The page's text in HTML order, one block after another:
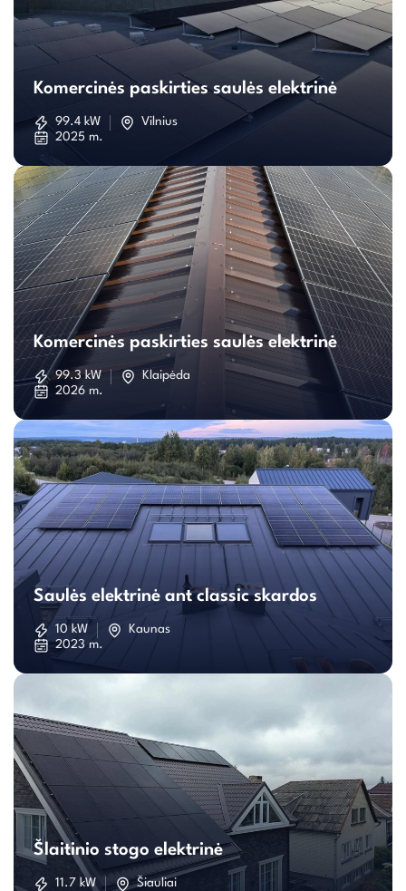
Komercinės
paskirties
saulės
elektrinė
Komercinės paskirties saulės elektrinė
99.4 kW
Vilnius
2025 m.
Komercinės
paskirties
saulės
Komercinės paskirties saulės elektrinė
99.3 kW
Klaipėda
2026 m.
Saulės
elektrinė
Saulės elektrinė ant classic skardos
10 kW
Kaunas
2023 m.
Šlaitinio
stogo
elektrinė
Šlaitinio stogo elektrinė
11.7 kW
Šiauliai